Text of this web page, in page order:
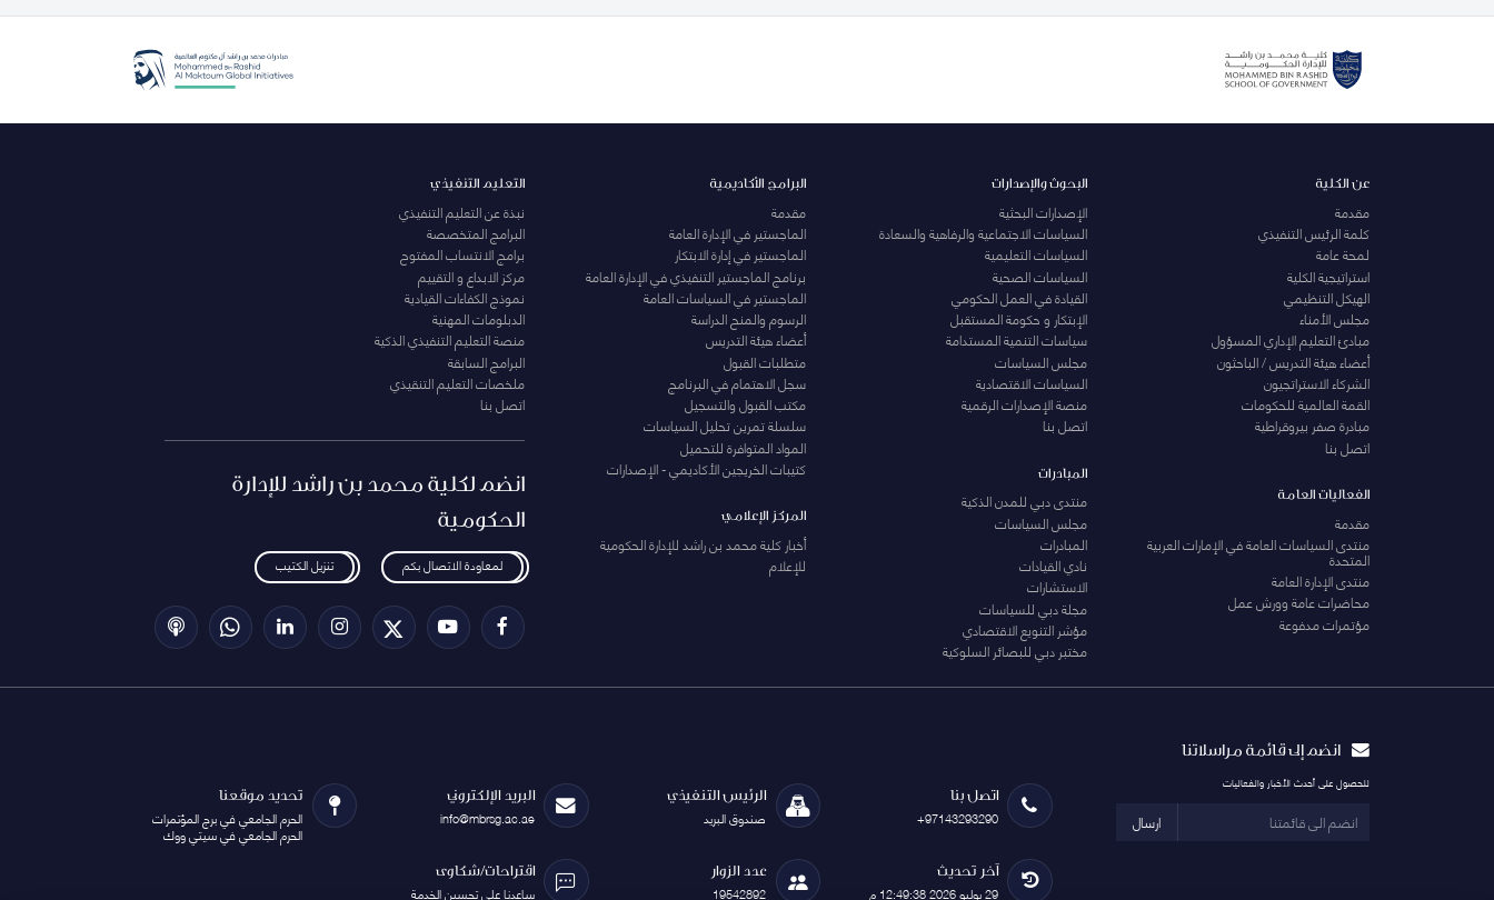
عن الكلية
مقدمة
كلمة الرئيس التنفيذي
لمحة عامة
استراتيجية الكلية
الهيكل التنظيمي
مجلس الأمناء
مبادئ التعليم الإداري المسؤول
أعضاء هيئة التدريس / الباحثون
الشركاء الاستراتجيون
القمة العالمية للحكومات
مبادرة صفر بيروقراطية
اتصل بنا
الفعاليات العامة
مقدمة
منتدى السياسات العامة في الإمارات العربية
المتحدة
منتدى الإدارة العامة
محاضرات عامة وورش عمل
مؤتمرات مدفوعة
البحوث والإصدارات
الإصدارات البحثية
السياسات الاجتماعية والرفاهية والسعادة
السياسات التعليمية
السياسات الصحية
القيادة في العمل الحكومي
الإبتكار و حكومة المستقبل
سياسات التنمية المستدامة
مجلس السياسات
السياسات الاقتصادية
منصة الإصدارات الرقمية
اتصل بنا
المبادرات
منتدى دبي للمدن الذكية
مجلس السياسات
المبادرات
نادي القيادات
الاستشارات
مجلة دبي للسياسات
مؤشر التنويع الاقتصادي
مختبر دبي للبصائر السلوكية
البرامج الأكاديمية
مقدمة
الماجستير في الإدارة العامة
الماجستير في إدارة الابتكار
برنامج الماجستير التنفيذي في الإدارة العامة
الماجستير في السياسات العامة
الرسوم والمنح الدراسة
أعضاء هيئة التدريس
متطلبات القبول
سجل الاهتمام في البرنامج
مكتب القبول والتسجيل
سلسلة تمرين تحليل السياسات
المواد المتوافرة للتحميل
كتيبات الخريجين الأكاديمي - الإصدارات
المركز الإعلامي
أخبار كلية محمد بن راشد للإدارة الحكومية
للإعلام
التعليم التنفيذي
نبذة عن التعليم التنفيذي
البرامج المتخصصة
برامج الانتساب المفتوح
مركز الابداع و التقييم
نموذج الكفاءات القيادية
الدبلومات المهنية
منصة التعليم التنفيذي الذكية
البرامج السابقة
ملخصات التعليم التنقيذي
اتصل بنا
انضم لكلية محمد بن راشد للإدارة
الحكومية
لمعاودة الاتصال بكم تنزيل الكتيب
انضم إلى قائمة مراسلاتنا
للحصول على أحدث الأخبار والفعاليات
ارسال
اتصل بنا
+97143293290
الرئيس التنفيذي
صندوق البريد
البريد الإلكتروني
info@mbrsg.ac.ae
تحديد موقعنا
الحرم الجامعي في برج المؤتمرات
الحرم الجامعي في سيتي ووك
آخر تحديث
29 يوليو 2026 12:49:38 م
عدد الزوار
19542892
اقتراحات/شكاوى
ساعدنا على تحسين الخدمة